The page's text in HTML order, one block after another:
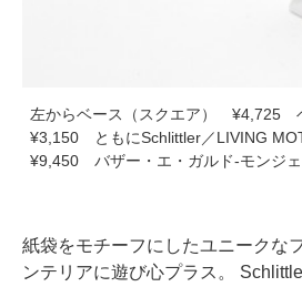
左からベース（スクエア） ¥4,725
¥3,150 ともにSchlittler／LIVING
¥9,450 バザー・エ・ガルド‐モンジェ
紙袋をモチーフにしたユニークな
ンテリアに遊び心プラス。